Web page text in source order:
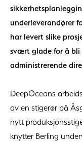
underleverandører
har levert slike
svært glade for å bli
administrerende
DeepOceans
av en stigerør på
nytt
knytter Berling